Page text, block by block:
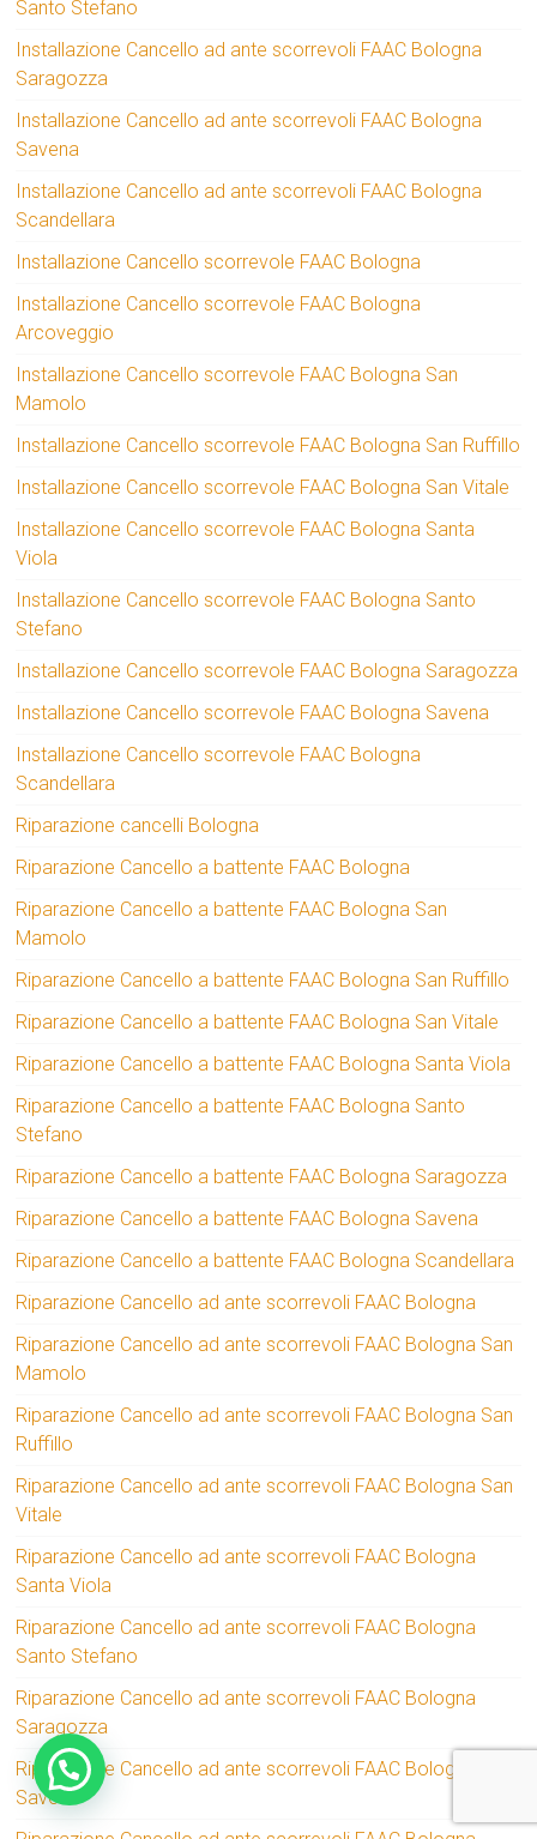
Santo Stefano
Installazione Cancello ad ante scorrevoli FAAC Bologna
Saragozza
Installazione Cancello ad ante scorrevoli FAAC Bologna
Savena
Installazione Cancello ad ante scorrevoli FAAC Bologna
Scandellara
Installazione Cancello scorrevole FAAC Bologna
Installazione Cancello scorrevole FAAC Bologna
Arcoveggio
Installazione Cancello scorrevole FAAC Bologna San
Mamolo
Installazione Cancello scorrevole FAAC Bologna San Ruffillo
Installazione Cancello scorrevole FAAC Bologna San Vitale
Installazione Cancello scorrevole FAAC Bologna Santa
Viola
Installazione Cancello scorrevole FAAC Bologna Santo
Stefano
Installazione Cancello scorrevole FAAC Bologna Saragozza
Installazione Cancello scorrevole FAAC Bologna Savena
Installazione Cancello scorrevole FAAC Bologna
Scandellara
Riparazione cancelli Bologna
Riparazione Cancello a battente FAAC Bologna
Riparazione Cancello a battente FAAC Bologna San
Mamolo
Riparazione Cancello a battente FAAC Bologna San Ruffillo
Riparazione Cancello a battente FAAC Bologna San Vitale
Riparazione Cancello a battente FAAC Bologna Santa Viola
Riparazione Cancello a battente FAAC Bologna Santo
Stefano
Riparazione Cancello a battente FAAC Bologna Saragozza
Riparazione Cancello a battente FAAC Bologna Savena
Riparazione Cancello a battente FAAC Bologna Scandellara
Riparazione Cancello ad ante scorrevoli FAAC Bologna
Riparazione Cancello ad ante scorrevoli FAAC Bologna San
Mamolo
Riparazione Cancello ad ante scorrevoli FAAC Bologna San
Ruffillo
Riparazione Cancello ad ante scorrevoli FAAC Bologna San
Vitale
Riparazione Cancello ad ante scorrevoli FAAC Bologna
Santa Viola
Riparazione Cancello ad ante scorrevoli FAAC Bologna
Santo Stefano
Riparazione Cancello ad ante scorrevoli FAAC Bologna
Saragozza
Riparazione Cancello ad ante scorrevoli FAAC Bologna
Savena